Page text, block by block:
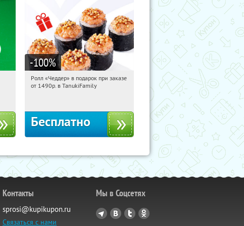
-100%
11:45:33 Получили:108
Ролл «Чеддер» в подарок при заказе
от 1490р. в TanukiFamily
Бесплатно
Контакты
sprosi@kupikupon.ru
Связаться с нами
Мы в Соцсетях